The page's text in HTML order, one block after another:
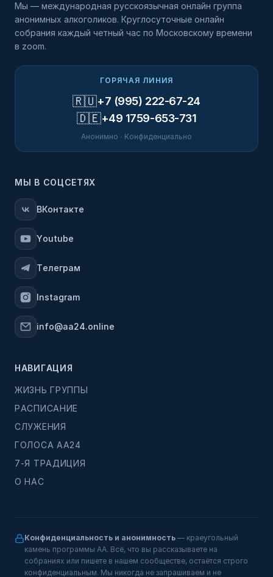
Мы — международная русскоязычная онлайн группа
анонимных алкоголиков. Круглосуточные онлайн
собрания каждый четный час по Московскому времени
в zoom.
ГОРЯЧАЯ ЛИНИЯ
🇷🇺+7 (995) 222-67-24
🇩🇪+49 1759-653-731
Анонимно · Конфиденциально
МЫ В СОЦСЕТЯХ
ВКонтакте
Youtube
Телеграм
Instagram
info@aa24.online
НАВИГАЦИЯ
ЖИЗНЬ ГРУППЫ
РАСПИСАНИЕ
СЛУЖЕНИЯ
ГОЛОСА АА24
7-Я ТРАДИЦИЯ
О НАС
Конфиденциальность и анонимность — краеугольный
камень программы АА. Всё, что вы рассказываете на
собраниях или пишете в нашем сообществе, остаётся строго
конфиденциальным. Мы никогда не запрашиваем и не